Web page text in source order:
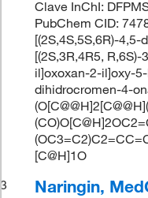
Clave InChI:
PubChem CID:
[(2S,4S,5S,6R)-
[(2S,3R,4R5,
il]oxoxan-2-il]oxy-
dihidrocromen-4-
[C@H]1O
3
Naringin,